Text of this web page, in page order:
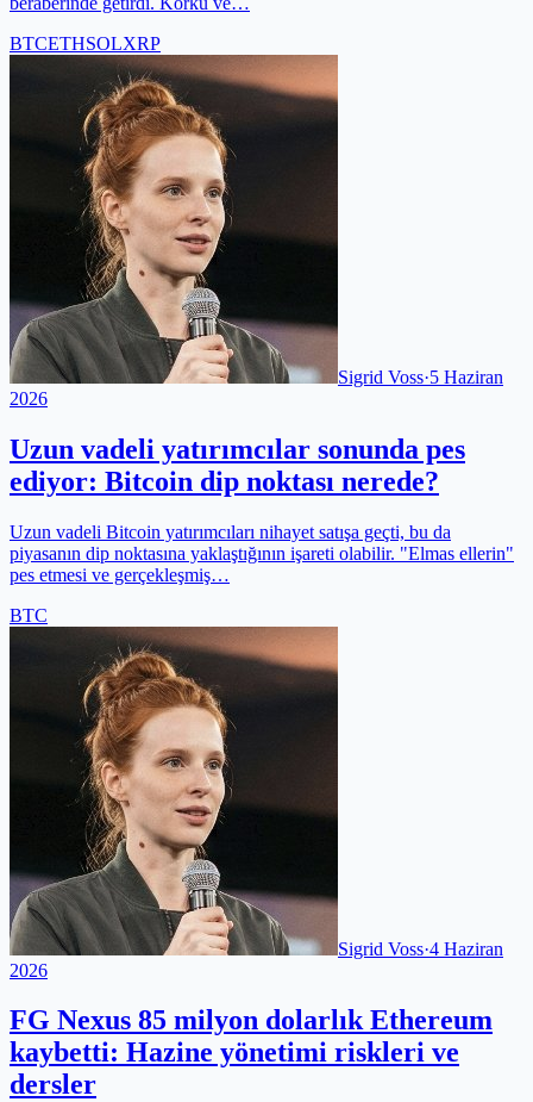
BTCETHSOLXRP
Sigrid Voss·5 Haziran
2026
Uzun vadeli yatırımcılar sonunda pes
ediyor: Bitcoin dip noktası nerede?
Uzun vadeli Bitcoin yatırımcıları nihayet satışa geçti, bu da
piyasanın dip noktasına yaklaştığının işareti olabilir. "Elmas ellerin"
pes etmesi ve gerçekleşmiş…
BTC
Sigrid Voss·4 Haziran
2026
FG Nexus 85 milyon dolarlık Ethereum
kaybetti: Hazine yönetimi riskleri ve
dersler